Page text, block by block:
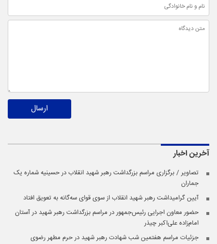
ارسال
آخرین اخبار
تصاویر / برگزاری مراسم بزرگداشت رهبر شهید انقلاب در حسینیه شماره یک
جماران
آیین گرامیداشت رهبر شهید انقلاب از سوی قوای سه‌گانه به تعویق افتاد
حضور معاون اجرایی رئیس‌جمهور در مراسم بزرگداشت رهبر شهید در آستان
امام‌زاده علی‌اکبر چیذر
جزئیات مراسم هفتمین شب شهادت رهبر شهید در حرم مطهر رضوی